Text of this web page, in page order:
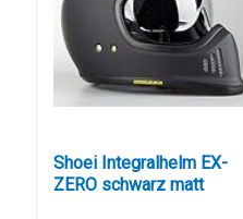
Shoei Integralhelm EX-
ZERO schwarz matt